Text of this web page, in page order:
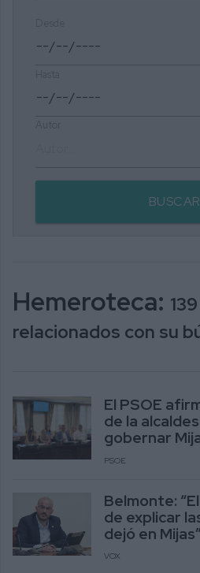
BUSCAR
Hemeroteca:
relacionados con su
El PSOE
de la
gobernar
PSOE
Belmonte:
de explicar
dejó en Mijas”
VOX